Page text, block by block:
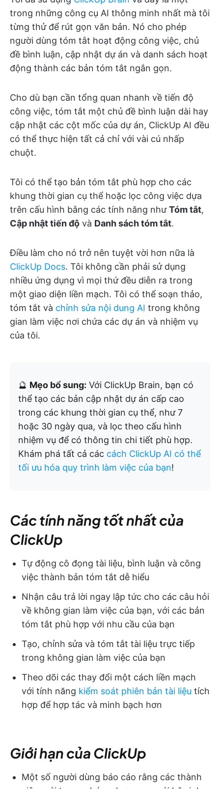
trong những công cụ AI thông minh nhất mà tôi
từng thử để rút gọn văn bản. Nó cho phép
người dùng tóm tắt hoạt động công việc, chủ
đề bình luận, cập nhật dự án và danh sách hoạt
động thành các bản tóm tắt ngắn gọn.
Cho dù bạn cần tổng quan nhanh về tiến độ
công việc, tóm tắt một chủ đề bình luận dài hay
cập nhật các cột mốc của dự án, ClickUp AI đều
có thể thực hiện tất cả chỉ với vài cú nhấp
chuột.
Tôi có thể tạo bản tóm tắt phù hợp cho các
khung thời gian cụ thể hoặc lọc công việc dựa
trên cấu hình bằng các tính năng nhưTóm tắt,
Cập nhật tiến độ và Danh sách tóm tắt.
Điều làm cho nó trở nên tuyệt vời hơn nữa là
ClickUp Docs. Tôi không cần phải sử dụng
nhiều ứng dụng vì mọi thứ đều diễn ra trong
một giao diện liền mạch. Tôi có thể soạn thảo,
tóm tắt và chỉnh sửa nội dung AI trong không
gian làm việc nơi chứa các dự án và nhiệm vụ
của tôi.
🔮 Mẹo bổ sung: Với ClickUp Brain, bạn có
thể tạo các bản cập nhật dự án cấp cao
trong các khung thời gian cụ thể, như 7
hoặc 30 ngày qua, và lọc theo cấu hình
nhiệm vụ để có thông tin chi tiết phù hợp.
Khám phá tất cả các cách ClickUp AI có thể
tối ưu hóa quy trình làm việc của bạn!
Các tính năng tốt nhất của
ClickUp
Tự động cô đọng tài liệu, bình luận và công
việc thành bản tóm tắt dễ hiểu
Nhận câu trả lời ngay lập tức cho các câu hỏi
về không gian làm việc của bạn, với các bản
tóm tắt phù hợp với nhu cầu của bạn
Tạo, chỉnh sửa và tóm tắt tài liệu trực tiếp
trong không gian làm việc của bạn
Theo dõi các thay đổi một cách liền mạch
với tính năng kiểm soát phiên bản tài liệu tích
hợp để hợp tác và minh bạch hơn
Giới hạn của ClickUp
Một số người dùng báo cáo rằng các thành